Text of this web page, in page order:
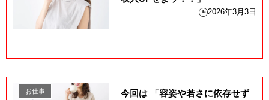
2026年3月3日
お仕事
今回は 「容姿や若さに依存せず